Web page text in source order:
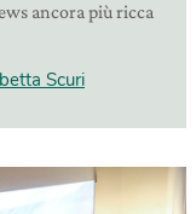
ancora più ricca
Scuri